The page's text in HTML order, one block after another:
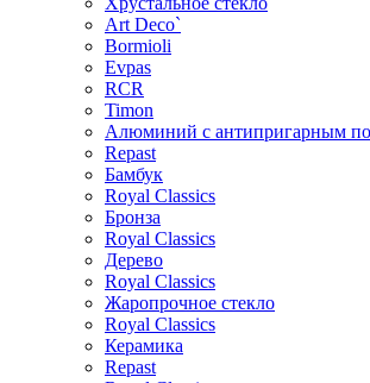
Art Deco`
Bormioli
Evpas
RCR
Timon
Алюминий с антипригарным
Repast
Бамбук
Royal Classics
Бронза
Royal Classics
Дерево
Royal Classics
Жаропрочное стекло
Royal Classics
Керамика
Repast